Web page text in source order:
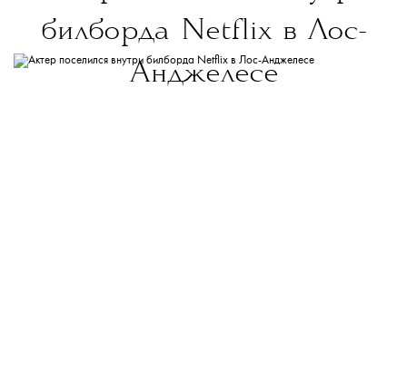
билборда Netflix в Лос-
Анджелесе